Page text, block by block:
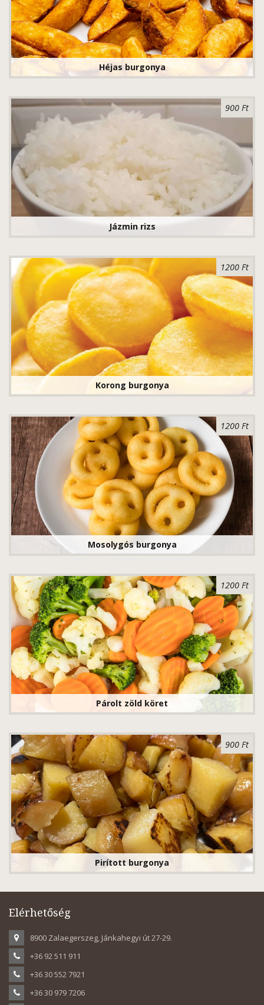
Héjas burgonya
Jázmin rizs
900 Ft
Korong burgonya
1200 Ft
Mosolygós burgonya
1200 Ft
Párolt zöld köret
1200 Ft
Pirított burgonya
900 Ft
Elérhetőség
8900 Zalaegerszeg, Jánkahegyi út 27-29.
+36 92 511 911
+36 30 552 7921
+36 30 979 7206